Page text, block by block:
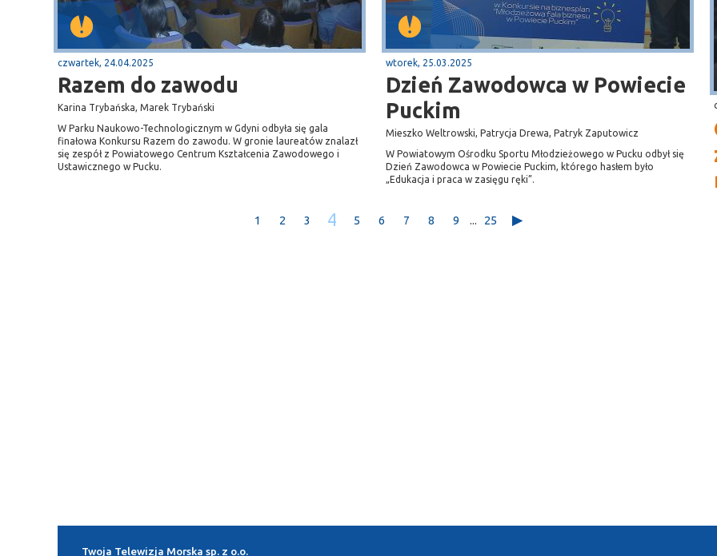
czwartek, 24.04.2025
Razem do zawodu
Karina Trybańska, Marek Trybański
W Parku Naukowo-Technologicznym w Gdyni odbyła się gala
finałowa Konkursu Razem do zawodu. W gronie laureatów znalazł
się zespół z Powiatowego Centrum Kształcenia Zawodowego i
Ustawicznego w Pucku.
wtorek, 25.03.2025
Dzień Zawodowca w Powiecie
Puckim
Mieszko Weltrowski, Patrycja Drewa, Patryk Zaputowicz
W Powiatowym Ośrodku Sportu Młodzieżowego w Pucku odbył się
Dzień Zawodowca w Powiecie Puckim, którego hasłem było
„Edukacja i praca w zasięgu ręki”.
1 2 3 4 5 6 7 8 9 ... 25
Twoja Telewizja Morska sp. z o.o.